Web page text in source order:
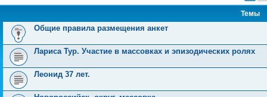
Темы
Общие правила размещения анкет
Лариса Тур. Участие в массовках и эпизодических ролях
Леонид 37 лет.